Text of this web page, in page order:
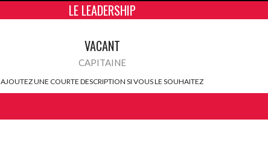
LE LEADERSHIP
VACANT
CAPITAINE
AJOUTEZ UNE COURTE DESCRIPTION SI VOUS LE SOUHAITEZ